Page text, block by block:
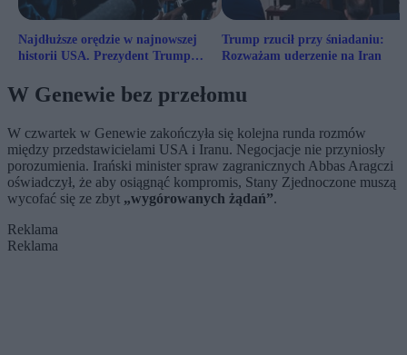
Najdłuższe orędzie w najnowszej
historii USA. Prezydent Trump
Ameryki
Trump rzucił przy śniadaniu:
Rozważam uderzenie na Iran
W Genewie bez przełomu
W czwartek w Genewie zakończyła się kolejna runda rozmów
między przedstawicielami USA i Iranu. Negocjacje nie przyniosły
porozumienia. Irański minister spraw zagranicznych Abbas Aragczi
oświadczył, że aby osiągnąć kompromis, Stany Zjednoczone muszą
wycofać się ze zbyt „wygórowanych żądań”.
Reklama
Reklama